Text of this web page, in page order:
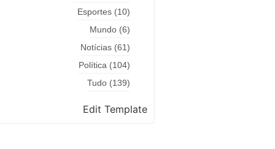
Esportes (10)
Mundo (6)
Notícias (61)
Política (104)
Tudo (139)
Edit Template